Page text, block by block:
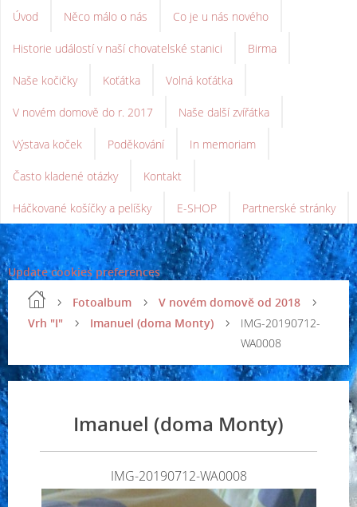
Úvod Něco málo o nás Co je u nás nového
Historie událostí v naší chovatelské stanici Birma
Naše kočičky Koťátka Volná koťátka
V novém domově do r. 2017 Naše další zvířátka
Výstava koček Poděkování In memoriam
Často kladené otázky Kontakt
Háčkované košíčky a pelíšky E-SHOP Partnerské stránky
Update cookies preferences
Fotoalbum
V novém domově od 2018
Vrh "I"
Imanuel (doma Monty)
IMG-20190712-
WA0008
Imanuel (doma Monty)
IMG-20190712-WA0008